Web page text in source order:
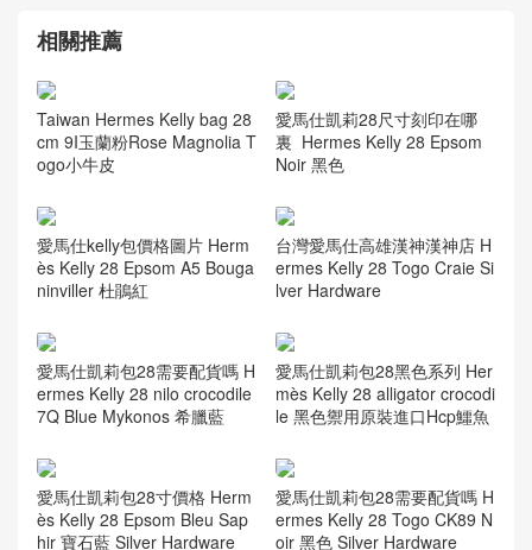
相關推薦
Taiwan Hermes Kelly bag 28
cm 9I玉蘭粉Rose Magnolia T
ogo小牛皮
愛馬仕凱莉28尺寸刻印在哪
裏 Hermes Kelly 28 Epsom
Noir 黑色
愛馬仕kelly包價格圖片 Herm
ès Kelly 28 Epsom A5 Bouga
ninviller 杜鵑紅
台灣愛馬仕高雄漢神漢神店 H
ermes Kelly 28 Togo Craie Si
lver Hardware
愛馬仕凱莉包28需要配貨嗎 H
ermes Kelly 28 nilo crocodile
7Q Blue Mykonos 希臘藍
愛馬仕凱莉包28黑色系列 Her
mès Kelly 28 alligator crocodi
le 黑色禦用原裝進口Hcp鱷魚
愛馬仕凱莉包28寸價格 Herm
ès Kelly 28 Epsom Bleu Sap
hir 寶石藍 Silver Hardware
愛馬仕凱莉包28需要配貨嗎 H
ermes Kelly 28 Togo CK89 N
oir 黑色 Silver Hardware